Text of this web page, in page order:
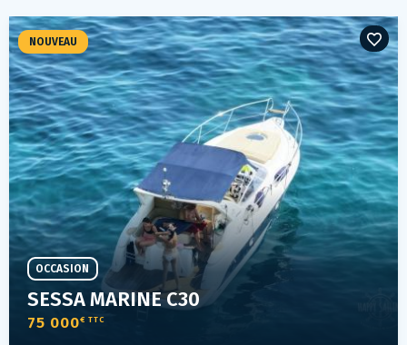
SESSA MARINE C30
75 000€ TTC
OCCASION
NOUVEAU